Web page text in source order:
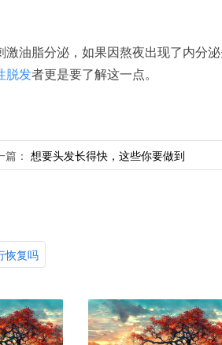
油脂分泌，如果因熬夜出现了内分
脱发者更是要了解这一点。
篇： 想要头发长得快，这些你要做到
恢复吗